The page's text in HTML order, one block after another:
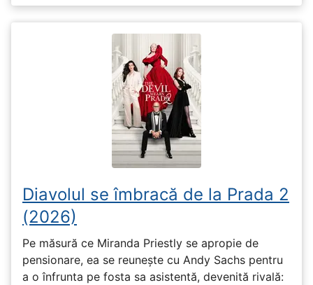
Diavolul se îmbracă de la Prada 2
(2026)
Pe măsură ce Miranda Priestly se apropie de
pensionare, ea se reunește cu Andy Sachs pentru
a o înfrunta pe fosta sa asistentă, devenită rivală: